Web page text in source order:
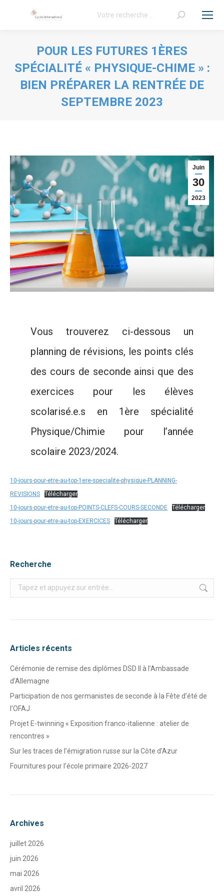
Recherche
POUR LES FUTURES 1ÈRES
SPÉCIALITÉ « PHYSIQUE-CHIME » :
BIEN PRÉPARER LA RENTRÉE DE
SEPTEMBRE 2023
Juin
30
2023
Vous trouverez ci-dessous un
planning de révisions, les points clés
des cours de seconde ainsi que des
exercices pour les élèves
scolarisé.e.s en 1ère spécialité
Physique/Chimie pour l’année
scolaire 2023/2024.
10-jours-pour-etre-au-top-1ere-specialite-physique-PLANNING-
REVISIONS
Télécharger
10-jours-pour-etre-au-top-POINTS-CLEFS-COURS-SECONDE
Télécharger
10-jours-pour-etre-au-top-EXERCICES
Télécharger
Recherche
Recherche
:
Articles récents
Cérémonie de remise des diplômes DSD II à l’Ambassade
d’Allemagne
Participation de nos germanistes de seconde à la Fête d’été de
l’OFAJ
Projet E-twinning « Exposition franco-italienne : atelier de
rencontres »
Sur les traces de l’émigration russe sur la Côte d’Azur
Fournitures pour l’école primaire 2026-2027
Archives
juillet 2026
juin 2026
mai 2026
avril 2026